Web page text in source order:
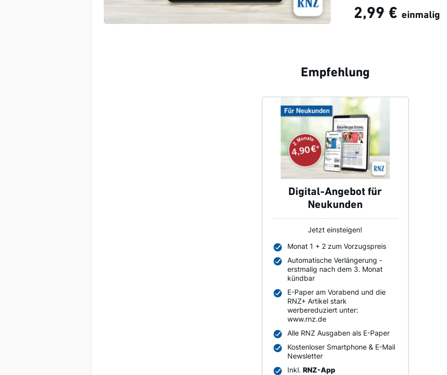
einmalig
2,99 €
Empfehlung
Digital-Angebot für
Neukunden
Jetzt einsteigen!
Monat 1 + 2 zum Vorzugspreis
Automatische Verlängerung -
erstmalig nach dem 3. Monat
kündbar
E-Paper am Vorabend und die
RNZ+ Artikel stark
werbereduziert unter:
www.rnz.de
Alle RNZ Ausgaben als E-Paper
Kostenloser Smartphone & E-Mail
Newsletter
Inkl.RNZ-App